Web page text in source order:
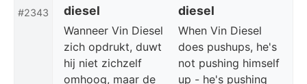
#2343 diesel diesel
Wanneer Vin Diesel
zich opdrukt, duwt
hij niet zichzelf
omhoog, maar de
When Vin Diesel
does pushups, he's
not pushing himself
up - he's pushing